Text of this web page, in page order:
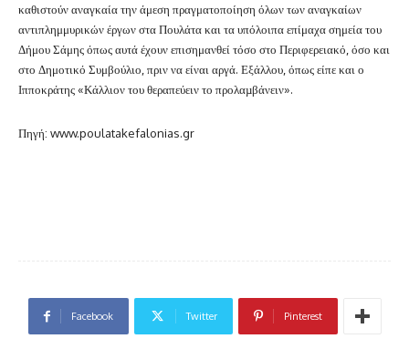
καθιστούν αναγκαία την άμεση πραγματοποίηση όλων των αναγκαίων
αντιπλημμυρικών έργων στα Πουλάτα και τα υπόλοιπα επίμαχα σημεία του
Δήμου Σάμης όπως αυτά έχουν επισημανθεί τόσο στο Περιφερειακό, όσο και
στο Δημοτικό Συμβούλιο, πριν να είναι αργά. Εξάλλου, όπως είπε και ο
Ιπποκράτης «Κάλλιον του θεραπεύειν το προλαµβάνειν».
Πηγή: www.poulatakefalonias.gr
Facebook Twitter Pinterest